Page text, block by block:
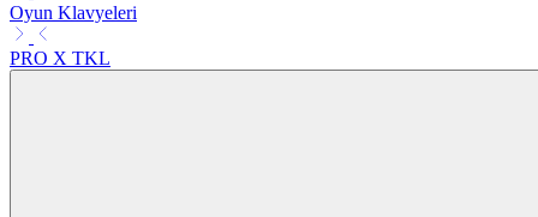
Oyun Klavyeleri
PRO X TKL